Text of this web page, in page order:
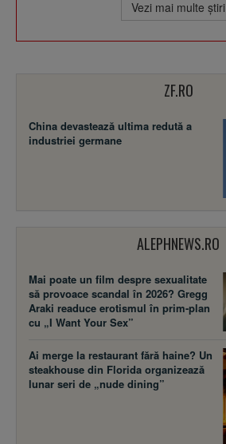
Vezi mai multe ştiri
ZF.RO
China devastează ultima redută a
industriei germane
ALEPHNEWS.RO
Mai poate un film despre sexualitate
să provoace scandal în 2026? Gregg
Araki readuce erotismul în prim-plan
cu „I Want Your Sex”
Ai merge la restaurant fără haine? Un
steakhouse din Florida organizează
lunar seri de „nude dining”